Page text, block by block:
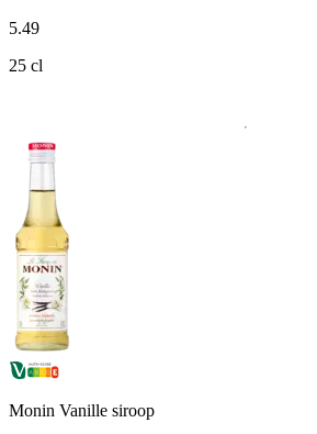
5.49
25 cl
Monin Vanille siroop